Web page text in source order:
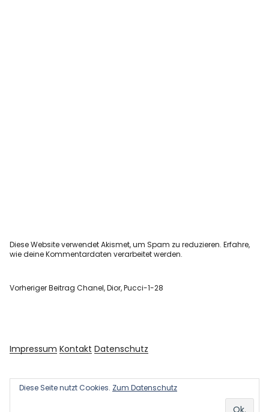
Diese Website verwendet Akismet, um Spam zu reduzieren.Erfahre,
wie deine Kommentardaten verarbeitet werden.
Vorheriger Beitrag Chanel, Dior, Pucci-1-28
Impressum Kontakt Datenschutz
Diese Seite nutzt Cookies. Zum Datenschutz